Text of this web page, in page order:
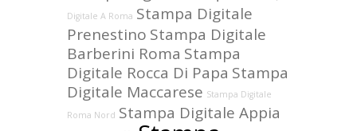
Digitale A Roma Stampa Digitale
Prenestino Stampa Digitale
Barberini Roma Stampa
Digitale Rocca Di Papa Stampa
Digitale Maccarese Stampa Digitale
Roma Nord Stampa Digitale Appia